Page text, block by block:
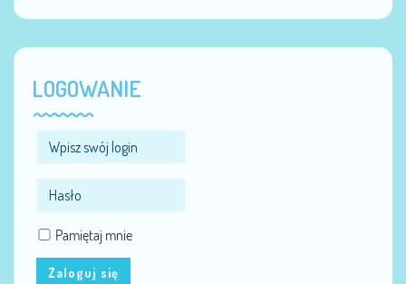
LOGOWANIE
Pamiętaj mnie
Zaloguj się